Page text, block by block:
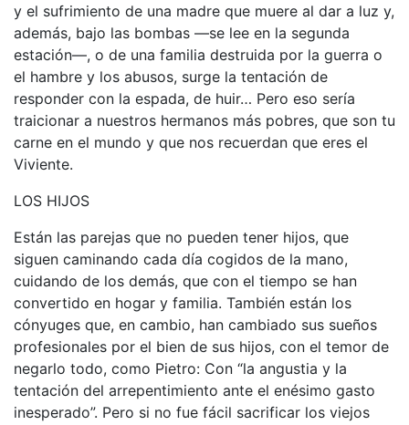
y el sufrimiento de una madre que muere al dar a luz y,
además, bajo las bombas —se lee en la segunda
estación—, o de una familia destruida por la guerra o
el hambre y los abusos, surge la tentación de
responder con la espada, de huir… Pero eso sería
traicionar a nuestros hermanos más pobres, que son tu
carne en el mundo y que nos recuerdan que eres el
Viviente.
LOS HIJOS
Están las parejas que no pueden tener hijos, que
siguen caminando cada día cogidos de la mano,
cuidando de los demás, que con el tiempo se han
convertido en hogar y familia. También están los
cónyuges que, en cambio, han cambiado sus sueños
profesionales por el bien de sus hijos, con el temor de
negarlo todo, como Pietro: Con “la angustia y la
tentación del arrepentimiento ante el enésimo gasto
inesperado”. Pero si no fue fácil sacrificar los viejos